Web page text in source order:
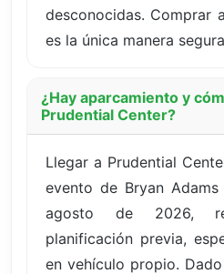
desconocidas. Comprar
es la única manera
¿Hay aparcamiento y
Prudential Center?
Llegar a Prudential
evento de Bryan
agosto de 2026,
planificación previa,
en vehículo propio.